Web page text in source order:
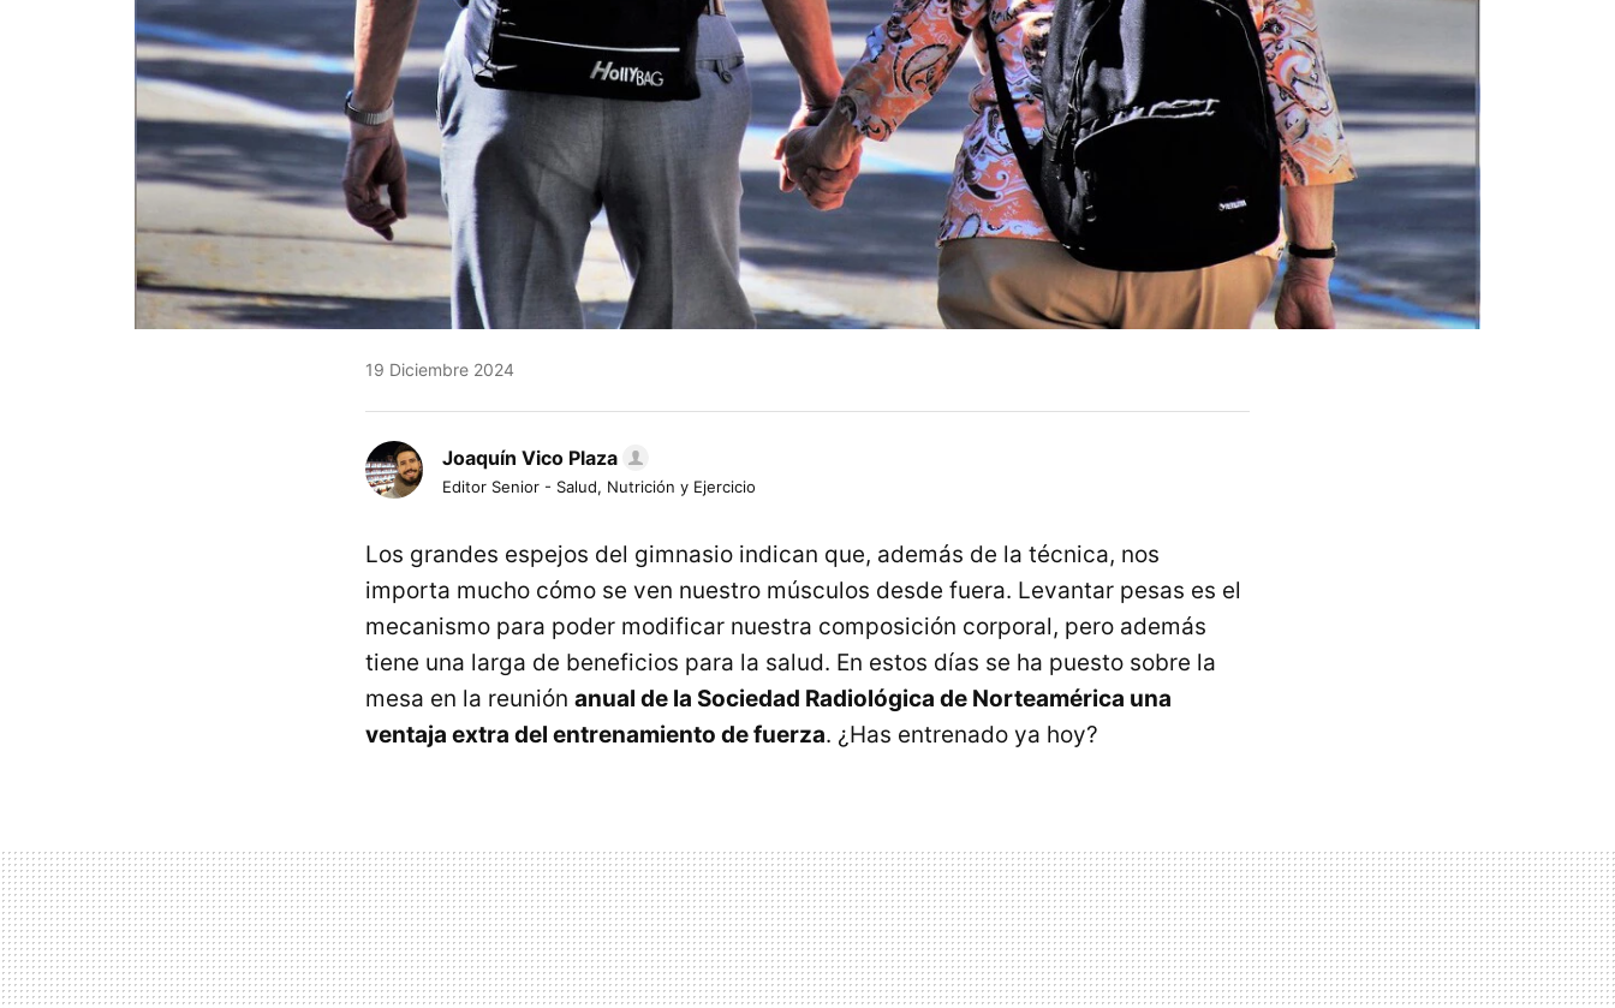
19 Diciembre 2024
Joaquín Vico Plaza
Editor Senior - Salud, Nutrición y Ejercicio
Los grandes espejos del gimnasio indican que, además de la técnica, nos
importa mucho cómo se ven nuestro músculos desde fuera. Levantar pesas es el
mecanismo para poder modificar nuestra composición corporal, pero además
tiene una larga de beneficios para la salud. En estos días se ha puesto sobre la
mesa en la reunión anual de la Sociedad Radiológica de Norteamérica una
ventaja extra del entrenamiento de fuerza. ¿Has entrenado ya hoy?